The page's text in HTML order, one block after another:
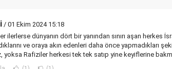
/ 01 Ekim 2024 15:18
ilerlerse dünyanın dört bir yanından sınırı aşan
ve oraya akın edenleri daha önce yapmadıkları
yoksa Rafiziler herkesi tek tek satıp yine keyiflerine